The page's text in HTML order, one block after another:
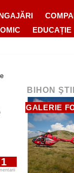
EDUCAȚIE
1
BIHON
GALERIE